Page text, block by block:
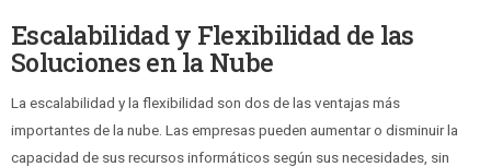
Escalabilidad y Flexibilidad de las
Soluciones en la Nube
La escalabilidad y la flexibilidad son dos de las ventajas más
importantes de la nube. Las empresas pueden aumentar o disminuir la
capacidad de sus recursos informáticos según sus necesidades, sin